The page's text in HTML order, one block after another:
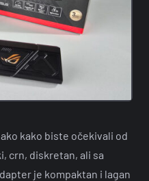
kako biste očekivali od
crn, diskretan, ali sa
je kompaktan i lagan